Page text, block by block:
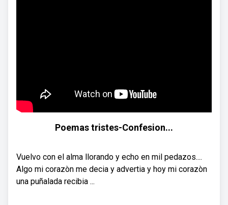
Poemas tristes-Confesion...
Vuelvo con el alma llorando y echo en mil pedazos....
Algo mi corazòn me decia y advertia y hoy mi corazòn
una puñalada recibia ...